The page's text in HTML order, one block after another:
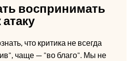
воспринимать
что критика не всегда
чаще — "во благо". Мы не